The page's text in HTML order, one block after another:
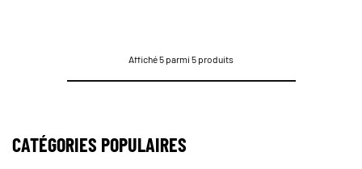
Affiché 5 parmi 5 produits
CATÉGORIES POPULAIRES